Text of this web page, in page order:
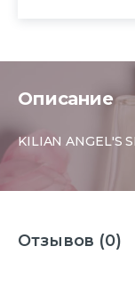
Описание
KILIAN ANGEL'S
Отзывов (0)